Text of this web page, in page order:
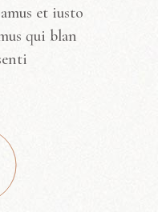
et iusto
qui blan